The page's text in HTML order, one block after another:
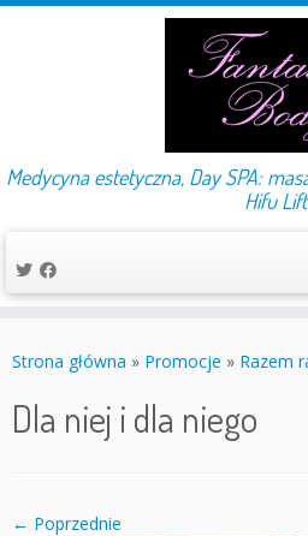
do
Medycyna estetyczna, Day SPA:
Hifu Lift
Strona główna » Promocje » Razem
Dla niej i dla niego
← Poprzednie